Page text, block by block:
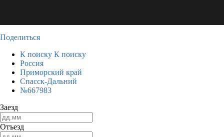
Поделиться
К поиску К поиску
Россия
Приморский край
Спасск-Дальний
№667983
Заезд
Отъезд